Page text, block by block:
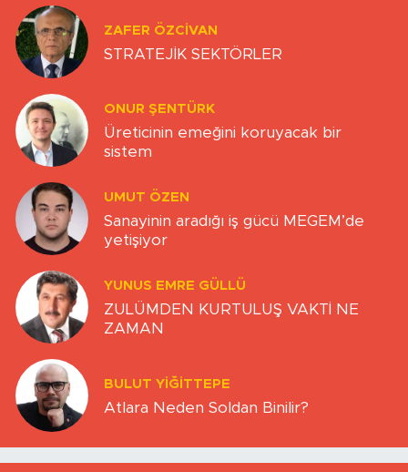
ZAFER ÖZCIVAN
STRATEJİK SEKTÖRLER
ONUR ŞENTÜRK
Üreticinin emeğini koruyacak bir
sistem
UMUT ÖZEN
Sanayinin aradığı iş gücü MEGEM’de
yetişiyor
YUNUS EMRE GÜLLÜ
ZULÜMDEN KURTULUŞ VAKTİ NE
ZAMAN
BULUT YİĞİTTEPE
Atlara Neden Soldan Binilir?